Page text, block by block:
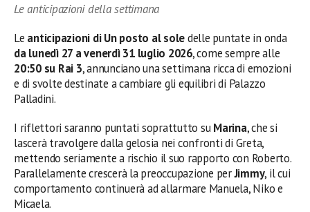
Le anticipazioni della settimana
Le anticipazioni di Un posto al soledelle puntate in onda
da lunedì 27 a venerdì 31 luglio 2026, come sempre alle
20:50 su Rai 3, annunciano una settimana ricca di emozioni
e di svolte destinate a cambiare gli equilibri di Palazzo
Palladini.
I riflettori saranno puntati soprattutto suMarina, che si
lascerà travolgere dalla gelosia nei confronti di Greta,
mettendo seriamente a rischio il suo rapporto con Roberto.
Parallelamente crescerà la preoccupazione perJimmy, il cui
comportamento continuerà ad allarmare Manuela, Niko e
Micaela.